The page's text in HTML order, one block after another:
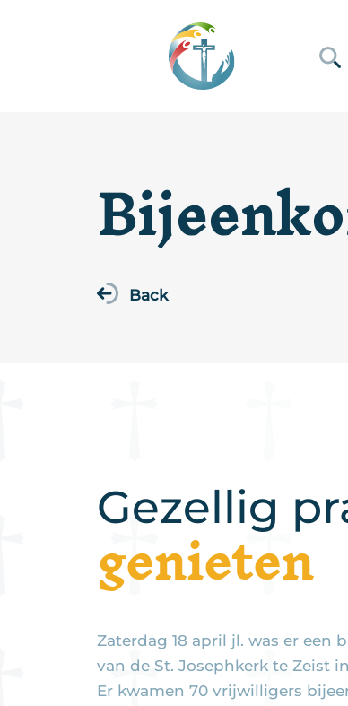
Back
Gezellig
genieten
Zaterdag 18 april jl. was er een
van de St. Josephkerk te Zeist
Er kwamen 70 vrijwilligers